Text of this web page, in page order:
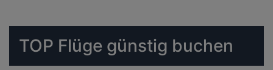
TOP Flüge günstig buchen